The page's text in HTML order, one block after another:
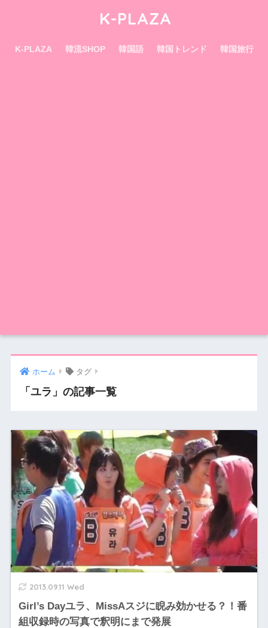
K-PLAZA
K-PLAZA 韓流SHOP 韓国語 韓国トレンド 韓国旅行
ホーム タグ
「ユラ」の記事一覧
2013.09.11 Wed
Girl’s Dayユラ、MissAスジに睨み効かせる？！番
組収録時の写真で釈明にまで発展